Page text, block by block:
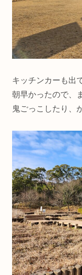
キッチンカーも出
朝早かったので、
鬼ごっこしたり、